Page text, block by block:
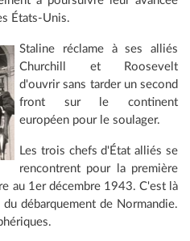
États-Unis.
Staline réclame à ses alliés
Churchill et Roosevelt
d'ouvrir sans tarder un second
front sur le continent
européen pour le soulager.
Les trois chefs d'État alliés se
rencontrent pour la première
au 1er décembre 1943. C'est là
débarquement de Normandie.